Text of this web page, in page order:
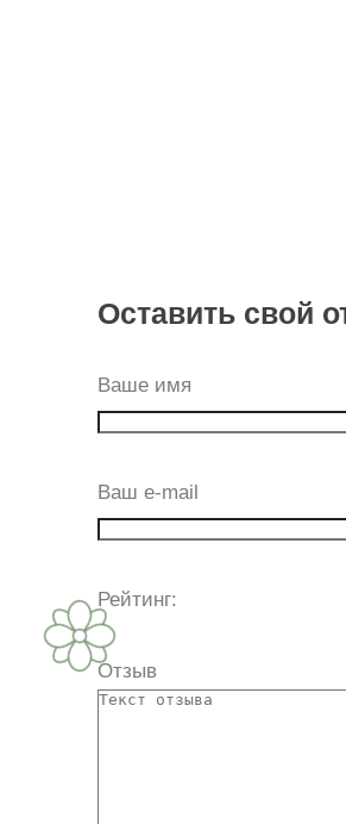
Оставить свой
Ваше имя
Ваш e-mail
Рейтинг:
Отзыв